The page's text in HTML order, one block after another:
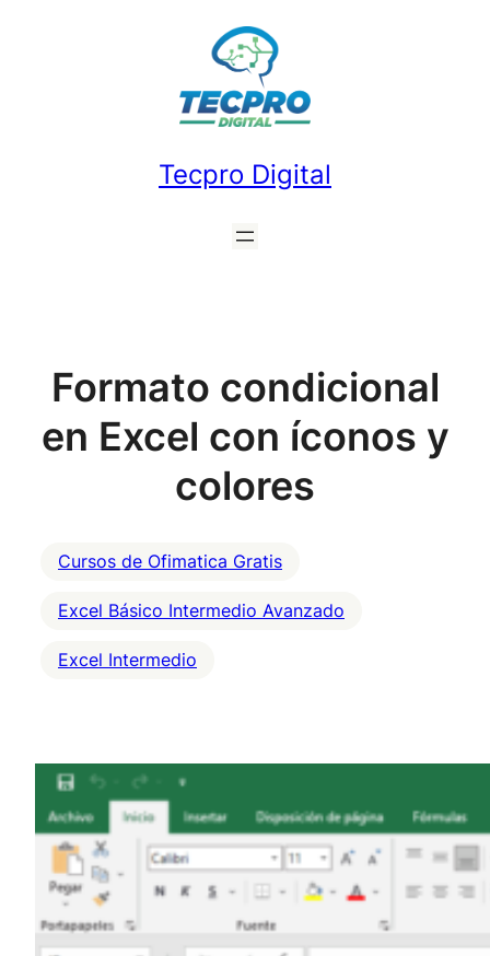
Tecpro Digital
Formato condicional
en Excel con íconos y
colores
Cursos de Ofimatica Gratis
Excel Básico Intermedio Avanzado
Excel Intermedio